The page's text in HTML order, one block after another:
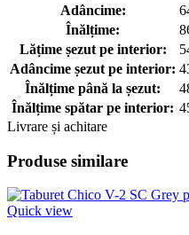
Adâncime:
Înălțime:
Lățime șezut pe interior:
Adâncime șezut pe interior:
Înălțime până la șezut:
Înălțime spătar pe interior:
Livrare și achitare
Produse similare
Quick view